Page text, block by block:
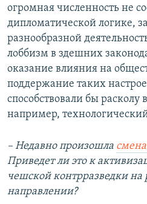
огромная численность не
дипломатической логике,
разнообразной
лоббизм в здешних
оказание влияния на
поддержание таких
способствовали бы
например,
– Недавно произошла
Приведет ли это к
чешской контрразведки на
направлении?